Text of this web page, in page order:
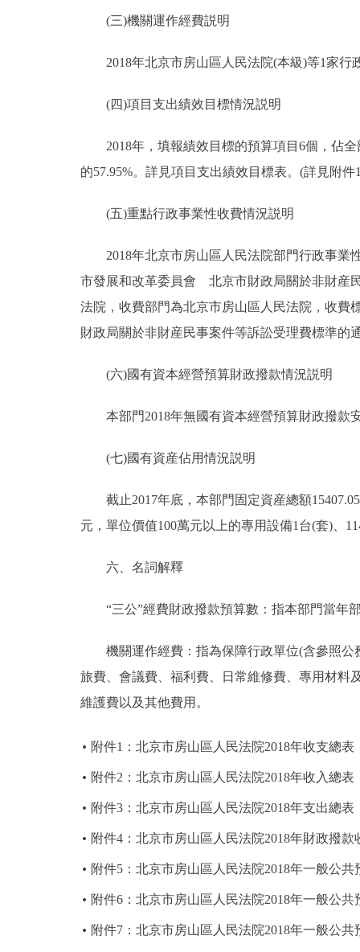
(三)機關運作經費説明
2018年北京市房山區人民法院(本級)等1家行
(四)項目支出績效目標情況説明
2018年，填報績效目標的預算項目6個，佔全
的57.95%。詳見項目支出績效目標表。(詳見附件
(五)重點行政事業性收費情況説明
2018年北京市房山區人民法院部門行政事業
市發展和改革委員會 北京市財政局關於非財産
法院，收費部門為北京市房山區人民法院，收
財政局關於非財産民事案件等訴訟受理費標準的
(六)國有資本經營預算財政撥款情況説明
本部門2018年無國有資本經營預算財政撥款
(七)國有資産佔用情況説明
截止2017年底，本部門固定資産總額15407.05
元，單位價值100萬元以上的專用設備1台(套)、
六、名詞解釋
“三公”經費財政撥款預算數：指本部門當年部
機關運作經費：指為保障行政單位(含參照公
旅費、會議費、福利費、日常維修費、專用材料
維護費以及其他費用。
附件1：北京市房山區人民法院2018年收支總表
附件2：北京市房山區人民法院2018年收入總表
附件3：北京市房山區人民法院2018年支出總表
附件4：北京市房山區人民法院2018年財政撥款
附件5：北京市房山區人民法院2018年一般公
附件6：北京市房山區人民法院2018年一般公
附件7：北京市房山區人民法院2018年一般公